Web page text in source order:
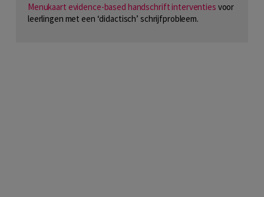
Menukaart evidence-based handschrift interventies voor
leerlingen met een ‘didactisch’ schrijfprobleem.